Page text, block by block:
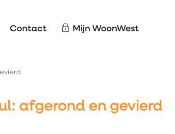
Contact Mijn WoonWest
afgerond en gevierd